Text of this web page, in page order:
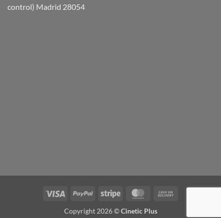
control) Madrid 28054
Visa PayPal Stripe MasterCard
Delivery
Copyright 2026 ©Cinetic Plus